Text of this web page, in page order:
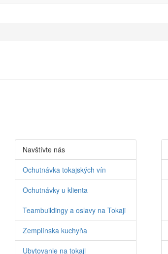
Navštívte nás
Ochutnávka tokajských vín
Ochutnávky u klienta
Teambuildingy a oslavy na Tokaji
Zemplínska kuchyňa
Ubytovanie na tokaji